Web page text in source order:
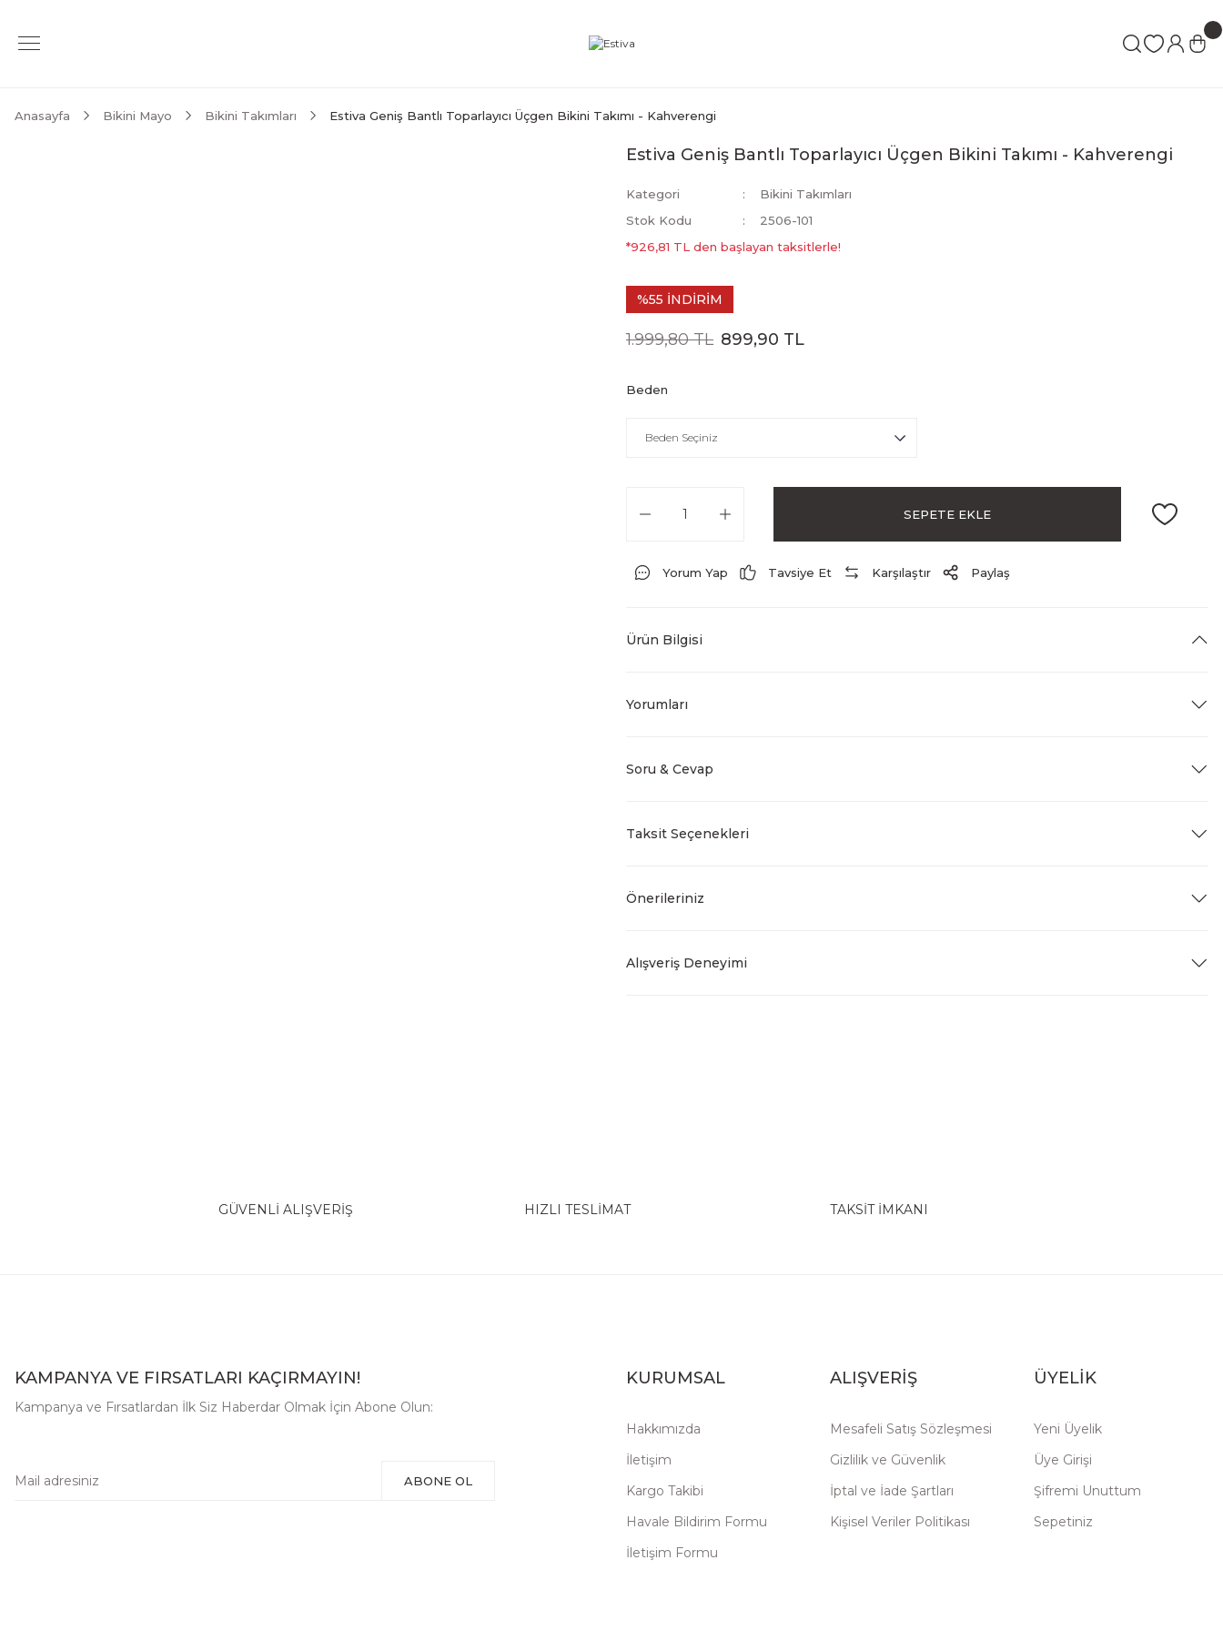
Anasayfa Bikini Mayo Bikini Takımları Estiva Geniş Bantlı Toparlayıcı Üçgen Bikini Takımı - Kahverengi
Estiva Geniş Bantlı Toparlayıcı Üçgen Bikini Takımı - Kahverengi
Kategori
Bikini Takımları
Stok Kodu
2506-101
*926,81 TL den başlayan taksitlerle!
%55 İNDİRİM
1.999,80 TL 899,90 TL
Beden
SEPETE EKLE
Yorum Yap Tavsiye Et Karşılaştır Paylaş
Ürün Bilgisi
Yorumları
Soru & Cevap
Taksit Seçenekleri
Önerileriniz
Alışveriş Deneyimi
GÜVENLİ ALIŞVERİŞ HIZLI TESLİMAT TAKSİT İMKANI
KAMPANYA VE FIRSATLARI KAÇIRMAYIN!
Kampanya ve Fırsatlardan İlk Siz Haberdar Olmak İçin Abone Olun:
ABONE OL
KURUMSAL
Hakkımızda
İletişim
Kargo Takibi
Havale Bildirim Formu
İletişim Formu
ALIŞVERİŞ
Mesafeli Satış Sözleşmesi
Gizlilik ve Güvenlik
İptal ve İade Şartları
Kişisel Veriler Politikası
ÜYELİK
Yeni Üyelik
Üye Girişi
Şifremi Unuttum
Sepetiniz